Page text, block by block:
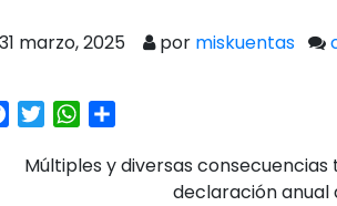
31 marzo, 2025 por miskuentas
Facebook
TwitterWhatsApp
Múltiples y diversas
declaración anual